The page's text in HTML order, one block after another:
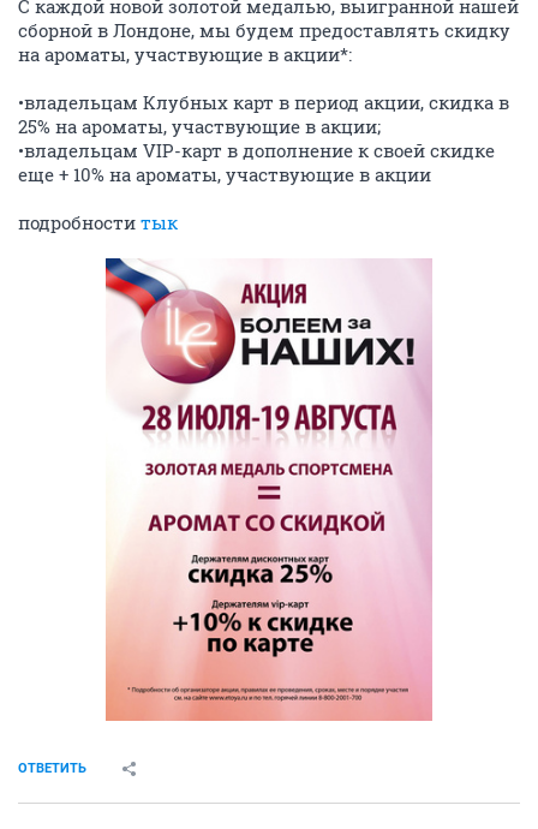
С каждой новой золотой медалью, выигранной нашей
сборной в Лондоне, мы будем предоставлять скидку
на ароматы, участвующие в акции*:
•владельцам Клубных карт в период акции, скидка в
25% на ароматы, участвующие в акции;
•владельцам VIP-карт в дополнение к своей скидке
еще + 10% на ароматы, участвующие в акции
подробности тык
ОТВЕТИТЬ